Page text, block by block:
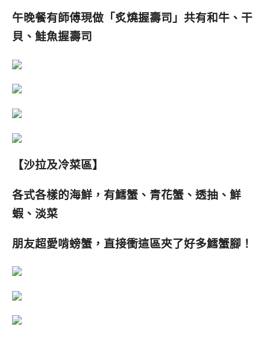
午晚餐有師傅現做「炙燒握壽司」共有和牛、干
貝、鮭魚握壽司
【沙拉及冷菜區】
各式各樣的海鮮，有鱈蟹、 青花蟹 、 透抽 、 鮮
蝦、淡菜
朋友超愛啃螃蟹，直接衝這區夾了好多鱈蟹腳！